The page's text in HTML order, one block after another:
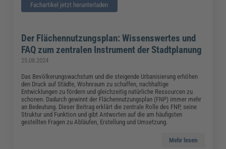
Fachartikel jetzt herunterladen
Der Flächennutzungsplan: Wissenswertes und
FAQ zum zentralen Instrument der Stadtplanung
25.08.2024
Das Bevölkerungswachstum und die steigende Urbanisierung erhöhen
den Druck auf Städte, Wohnraum zu schaffen, nachhaltige
Entwicklungen zu fördern und gleichzeitig natürliche Ressourcen zu
schonen. Dadurch gewinnt der Flächennutzungsplan (FNP) immer mehr
an Bedeutung. Dieser Beitrag erklärt die zentrale Rolle des FNP, seine
Struktur und Funktion und gibt Antworten auf die am häufigsten
gestellten Fragen zu Abläufen, Erstellung und Umsetzung.
Mehr lesen